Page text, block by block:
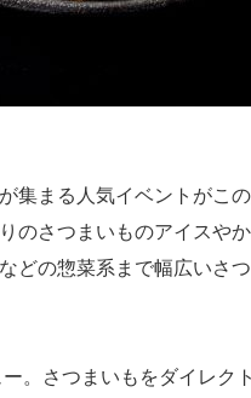
集まる人気イベントがこ
のさつまいものアイスや
どの惣菜系まで幅広いさ
。さつまいもをダイレク